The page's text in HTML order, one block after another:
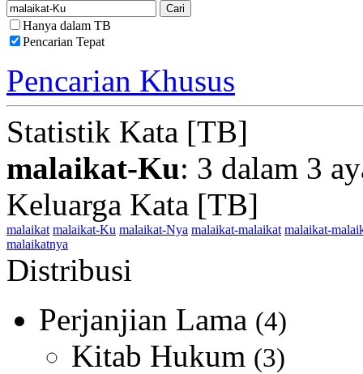
Hanya dalam TB
Pencarian Tepat
Pencarian Khusus
Statistik Kata [TB]
malaikat-Ku: 3 dalam 3
Keluarga Kata [TB]
malaikat malaikat-Ku malaikat-Nya malaikat-malaikat malaikat-
malaikatnya
Distribusi
Perjanjian Lama (4)
Kitab Hukum (3)